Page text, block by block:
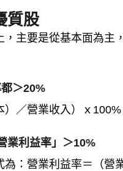
質股
主要是從基本面為
＞20%
／營業收入）ｘ
業利益率」＞10%
：營業利益率＝（